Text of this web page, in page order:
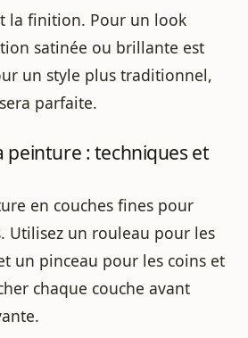
la finition. Pour un look
satinée ou brillante est
un style plus traditionnel,
parfaite.
peinture : techniques et
en couches fines pour
Utilisez un rouleau pour les
un pinceau pour les coins et
chaque couche avant